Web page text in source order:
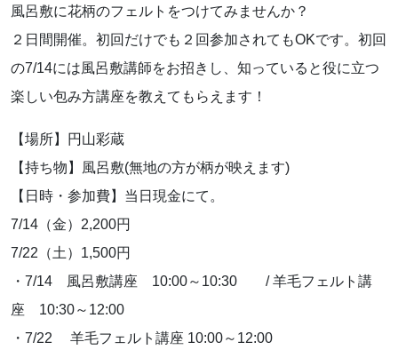
風呂敷に花柄のフェルトをつけてみませんか？
２日間開催。初回だけでも２回参加されてもOKです。初回
の7/14には風呂敷講師をお招きし、知っていると役に立つ
楽しい包み方講座を教えてもらえます！
【場所】円山彩蔵
【持ち物】風呂敷(無地の方が柄が映えます)
【日時・参加費】当日現金にて。
7/14（金）2,200円
7/22（土）1,500円
・7/14 風呂敷講座 10:00～10:30 / 羊毛フェルト講
座 10:30～12:00
・7/22 羊毛フェルト講座 10:00～12:00